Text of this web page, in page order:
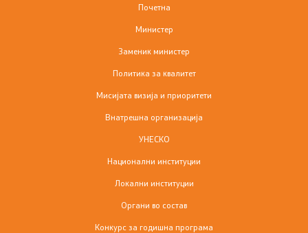
Почетна
Министер
Заменик министер
Политика за квалитет
Мисијата визија и приоритети
Внатрешна организација
УНЕСКО
Национални институции
Локални институции
Органи во состав
Конкурс за годишна програма